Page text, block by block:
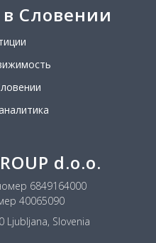
Словении
d.o.o.
6849164000
40065090
Ljubljana, Slovenia